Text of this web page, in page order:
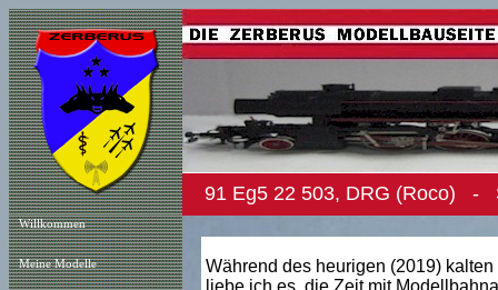
Willkommen
Meine Modelle
91 Eg5 22 503, DRG (Roco) -
Während des heurigen (2019)
liebe ich es, die Zeit mit